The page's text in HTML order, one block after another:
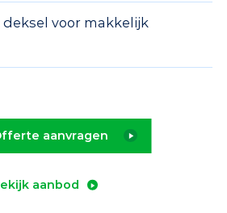
voor makkelijk
aanvragen
aanbod